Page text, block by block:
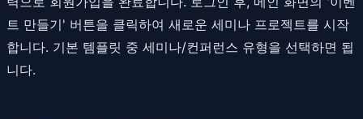
트 만들기' 버튼을 클릭하여 새로운 세미나 프로젝트를 시작
합니다. 기본 템플릿 중 세미나/컨퍼런스 유형을 선택하면 됩
니다.